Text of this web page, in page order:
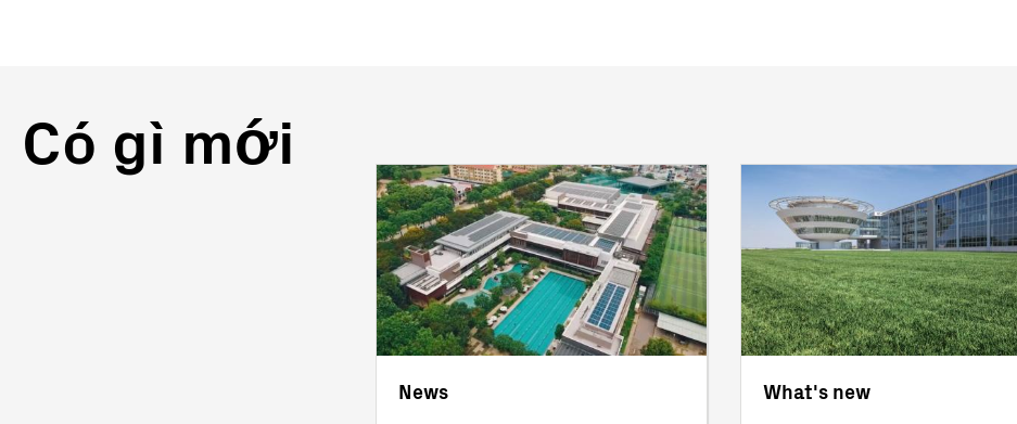
Có gì mới
News What's new